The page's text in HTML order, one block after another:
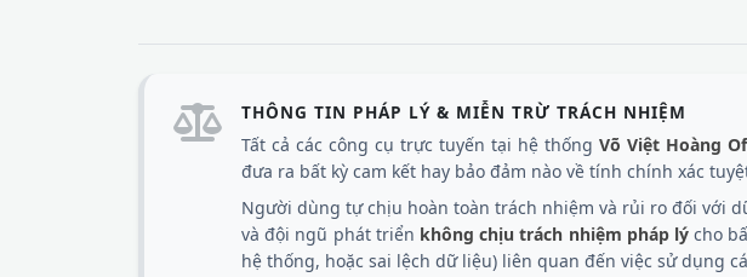
THÔNG TIN PHÁP LÝ & MIỄN TRỪ TRÁCH NHIỆM
Tất cả các công cụ trực tuyến tại hệ thốngVõ Việt Hoàng
đưa ra bất kỳ cam kết hay bảo đảm nào về tính chính xác
Người dùng tự chịu hoàn toàn trách nhiệm và rủi ro đối với
và đội ngũ phát triển không chịu trách nhiệm pháp lýcho
hệ thống, hoặc sai lệch dữ liệu) liên quan đến việc sử dụng